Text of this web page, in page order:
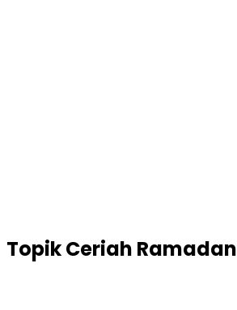
TopikCeriah Ramadan